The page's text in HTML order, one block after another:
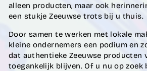
alleen producten, maar ook
een stukje Zeeuwse trots bij u thuis.
Door samen te werken met lokale
kleine ondernemers een podium en
dat authentieke Zeeuwse producten
toegankelijk blijven. Of u nu op zoek